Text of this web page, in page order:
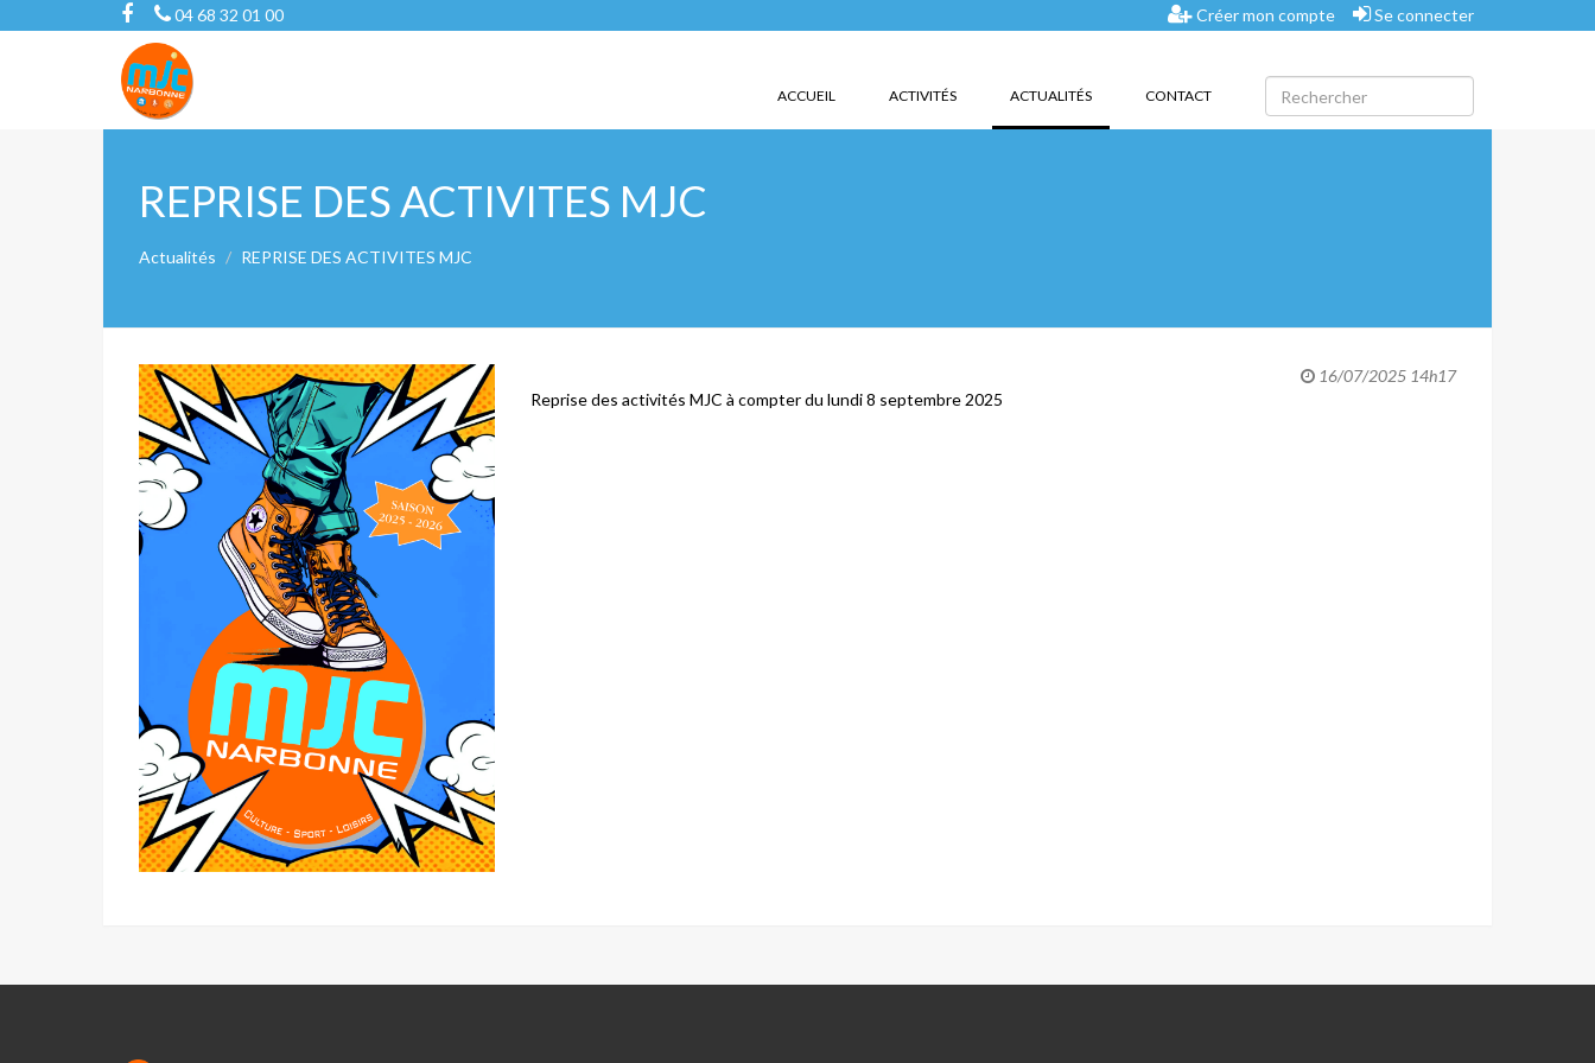
04 68 32 01 00 Créer mon compte Se connecter
ACCUEIL ACTIVITÉS ACTUALITÉS(CURRENT)CONTACT
REPRISE DES ACTIVITES MJC
Actualités REPRISE DES ACTIVITES MJC
16/07/2025 14h17
Reprise des activités MJC à compter du lundi 8 septembre 2025